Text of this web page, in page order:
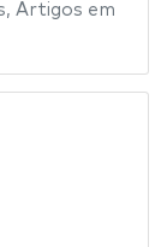
, Artigos em